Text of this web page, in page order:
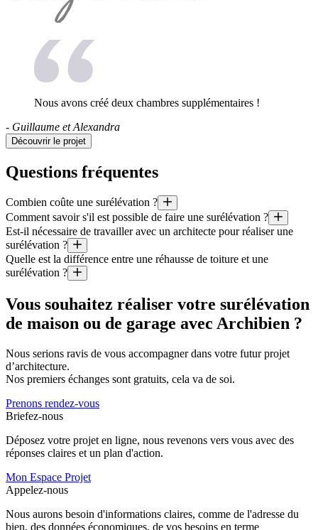
Nous avons créé deux chambres supplémentaires !
- Guillaume et Alexandra
Découvrir le projet
Questions fréquentes
Combien coûte une surélévation ?
Quel est le prix au mètre carré d’une surélévation faite par un
Il est aussi utile de préciser que le coût moyen d’un projet géré par
Comment savoir s'il est possible de faire une surélévation ?
Il y a deux grandes contraintes aux projets de réhausse de
Est-il nécessaire de travailler avec un architecte pour réaliser une
surélévation ?
Ce n’est pas toujours obligatoire, mais comme les surélévations
Quelle est la différence entre une réhausse de toiture et une
surélévation ?
Réhausser la toiture consiste à modifier la forme de la toiture
Vous souhaitez réaliser votre surélévation
de maison ou de garage avec Archibien ?
Nous serions ravis de vous accompagner dans votre futur projet
d’architecture.
Nos premiers échanges sont gratuits, cela va de soi.
Prenons rendez-vous
Briefez-nous
Déposez votre projet en ligne, nous revenons vers vous avec des
réponses claires et un plan d'action.
Mon Espace Projet
Appelez-nous
Nous aurons besoin d'informations claires, comme de l'adresse du
bien, des données économiques, de vos besoins en terme